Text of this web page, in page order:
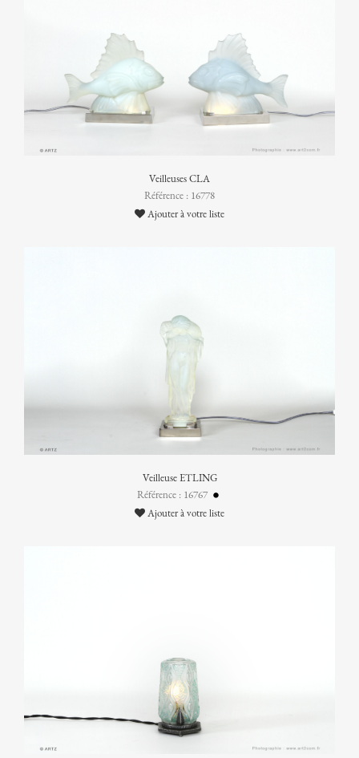
Veilleuses CLA
Référence : 16778
Ajouter à votre liste
Veilleuse ETLING
Référence : 16767
Ajouter à votre liste